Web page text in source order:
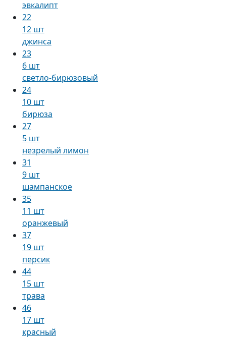
эвкалипт
22
12 шт
джинса
23
6 шт
светло-бирюзовый
24
10 шт
бирюза
27
5 шт
незрелый лимон
31
9 шт
шампанское
35
11 шт
оранжевый
37
19 шт
персик
44
15 шт
трава
46
17 шт
красный